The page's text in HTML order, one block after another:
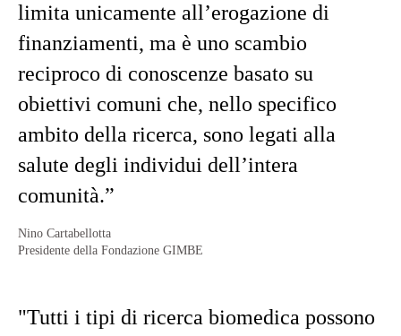
limita unicamente all’erogazione di
finanziamenti, ma è uno scambio
reciproco di conoscenze basato su
obiettivi comuni che, nello specifico
ambito della ricerca, sono legati alla
salute degli individui dell’intera
comunità.”
Nino Cartabellotta
Presidente della Fondazione GIMBE
"Tutti i tipi di ricerca biomedica possono